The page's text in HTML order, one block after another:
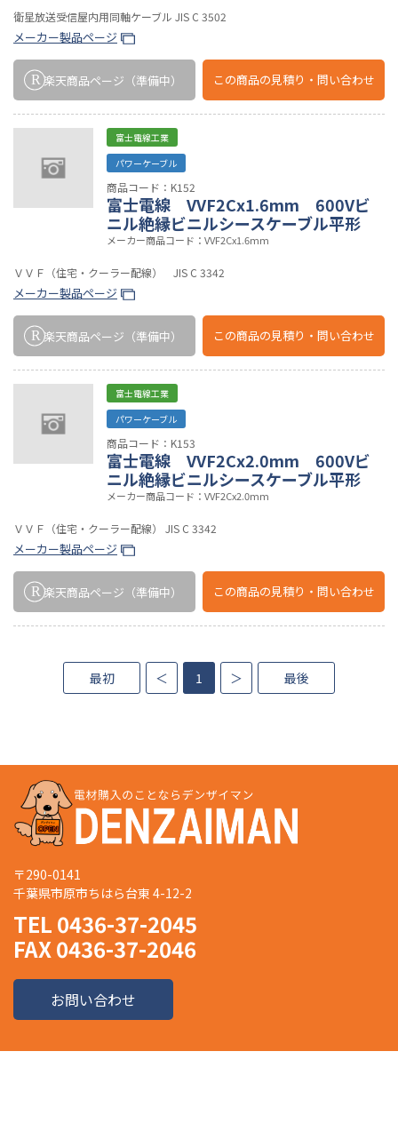
衛星放送受信屋内用同軸ケーブル JIS C 3502
メーカー製品ページ
楽天商品ページ （準備中） この商品の見積り・問い合わせ
富士電線工業
パワーケーブル
商品コード：K152
富士電線 VVF2Cx1.6mm 600Vビ
ニル絶縁ビニルシースケーブル平形
メーカー商品コード：VVF2Cx1.6mm
ＶＶＦ（住宅・クーラー配線） JIS C 3342
メーカー製品ページ
楽天商品ページ （準備中） この商品の見積り・問い合わせ
富士電線工業
パワーケーブル
商品コード：K153
富士電線 VVF2Cx2.0mm 600Vビ
ニル絶縁ビニルシースケーブル平形
メーカー商品コード：VVF2Cx2.0mm
ＶＶＦ（住宅・クーラー配線） JIS C 3342
メーカー製品ページ
楽天商品ページ （準備中） この商品の見積り・問い合わせ
最初 ＜ 1 ＞ 最後
〒290-0141
千葉県市原市ちはら台東 4-12-2
TEL 0436-37-2045
FAX 0436-37-2046
お問い合わせ